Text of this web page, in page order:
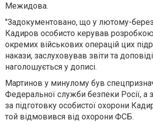
Межидова.
"Задокументовано, що у лютому-
Кадиров особисто керував
окремих військових операцій цих
накази, заслуховував звіти та
наголошується у дописі.
Мартинов у минулому був
Федеральної служби безпеки Росії, а
за підготовку особистої охорони
той відмовився від охорони ФСБ.